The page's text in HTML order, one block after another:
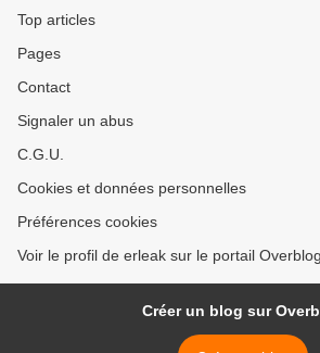
Top articles
Pages
Contact
Signaler un abus
C.G.U.
Cookies et données personnelles
Préférences cookies
Voir le profil de erleak sur le portail Overblog
Créer un blog sur